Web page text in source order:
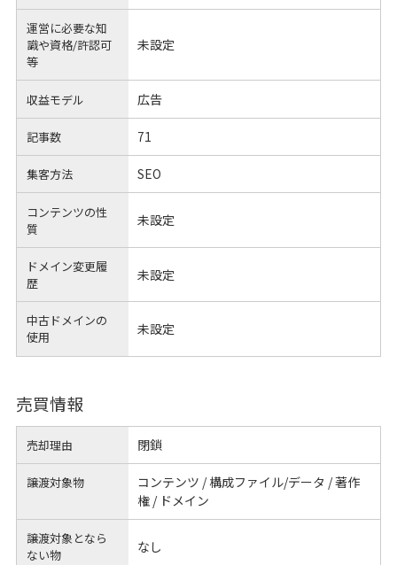
運営に必要な知
識や資格/許認可
等
未設定
収益モデル 広告
記事数 71
集客方法 SEO
コンテンツの性
質
未設定
ドメイン変更履
歴
未設定
中古ドメインの
使用
未設定
売買情報
売却理由 閉鎖
譲渡対象物
コンテンツ / 構成ファイル/データ / 著作
権 / ドメイン
譲渡対象となら
ない物
なし